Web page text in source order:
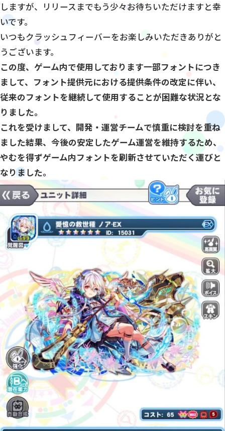
しますが、リリースまでもう少々お待ちいただけますと幸
いです。
いつもクラッシュフィーバーをお楽しみいただきありがと
うございます。
この度、ゲーム内で使用しております一部フォントにつき
まして、フォント提供元における提供条件の改定に伴い、
従来のフォントを継続して使用することが困難な状況とな
りました。
これを受けまして、開発・運営チームで慎重に検討を重ね
ました結果、今後の安定したゲーム運営を維持するため、
やむを得ずゲーム内フォントを刷新させていただく運びと
なりました。